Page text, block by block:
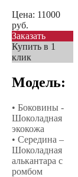
Цена: 11000
руб.
Заказать
Купить в 1
клик
Модель:
• Боковины -
Шоколадная
экокожа
• Середина –
Шоколадная
алькантара с
ромбом